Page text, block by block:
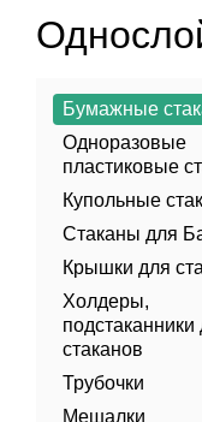
Бумажные
Одноразовые
пластиковые
Купольные
Стаканы для
Крышки для
Холдеры,
подстаканники
стаканов
Трубочки
Мешалки